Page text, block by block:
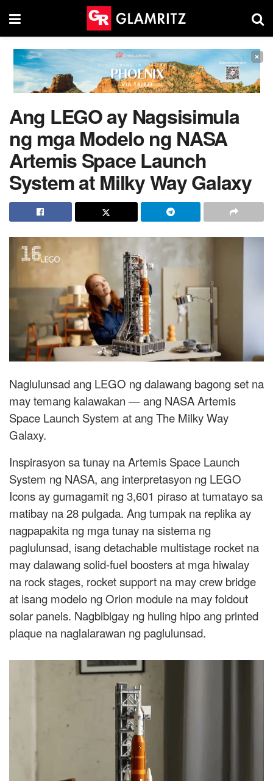
×
Ang LEGO ay Nagsisimula
ng mga Modelo ng NASA
Artemis Space Launch
System at Milky Way Galaxy
Naglulunsad ang LEGO ng dalawang bagong set na
may temang kalawakan — ang NASA Artemis
Space Launch System at ang The Milky Way
Galaxy.
Inspirasyon sa tunay na Artemis Space Launch
System ng NASA, ang interpretasyon ng LEGO
Icons ay gumagamit ng 3,601 piraso at tumatayo sa
matibay na 28 pulgada. Ang tumpak na replika ay
nagpapakita ng mga tunay na sistema ng
paglulunsad, isang detachable multistage rocket na
may dalawang solid-fuel boosters at mga hiwalay
na rock stages, rocket support na may crew bridge
at isang modelo ng Orion module na may foldout
solar panels. Nagbibigay ng huling hipo ang printed
plaque na naglalarawan ng paglulunsad.